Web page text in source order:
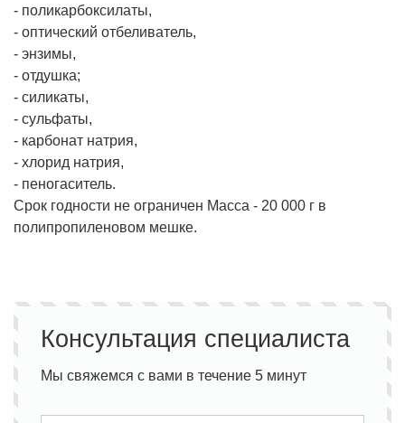
- поликарбоксилаты,
- оптический отбеливатель,
- энзимы,
- отдушка;
- силикаты,
- сульфаты,
- карбонат натрия,
- хлорид натрия,
- пеногаситель.
Срок годности не ограничен Масса - 20 000 г в
полипропиленовом мешке.
Консультация специалиста
Мы свяжемся с вами в течение 5 минут